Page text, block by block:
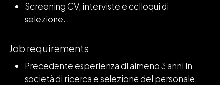
Screening CV, interviste e colloqui di
selezione.
Job requirements
Precedente esperienza di almeno 3 anni in
società di ricerca e selezione del personale,